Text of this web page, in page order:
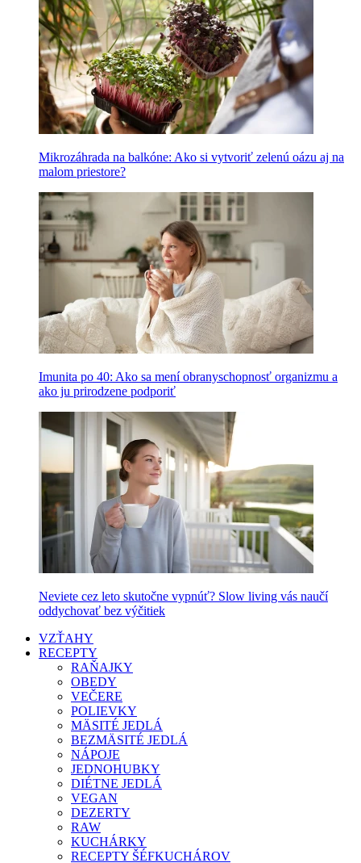
Mikrozáhrada na balkóne: Ako si vytvoriť zelenú oázu aj na
malom priestore?
Imunita po 40: Ako sa mení obranyschopnosť organizmu a
ako ju prirodzene podporiť
Neviete cez leto skutočne vypnúť? Slow living vás naučí
oddychovať bez výčitiek
VZŤAHY
RECEPTY
RAŇAJKY
OBEDY
VEČERE
POLIEVKY
MÄSITÉ JEDLÁ
BEZMÄSITÉ JEDLÁ
NÁPOJE
JEDNOHUBKY
DIÉTNE JEDLÁ
VEGAN
DEZERTY
RAW
KUCHÁRKY
RECEPTY ŠÉFKUCHÁROV